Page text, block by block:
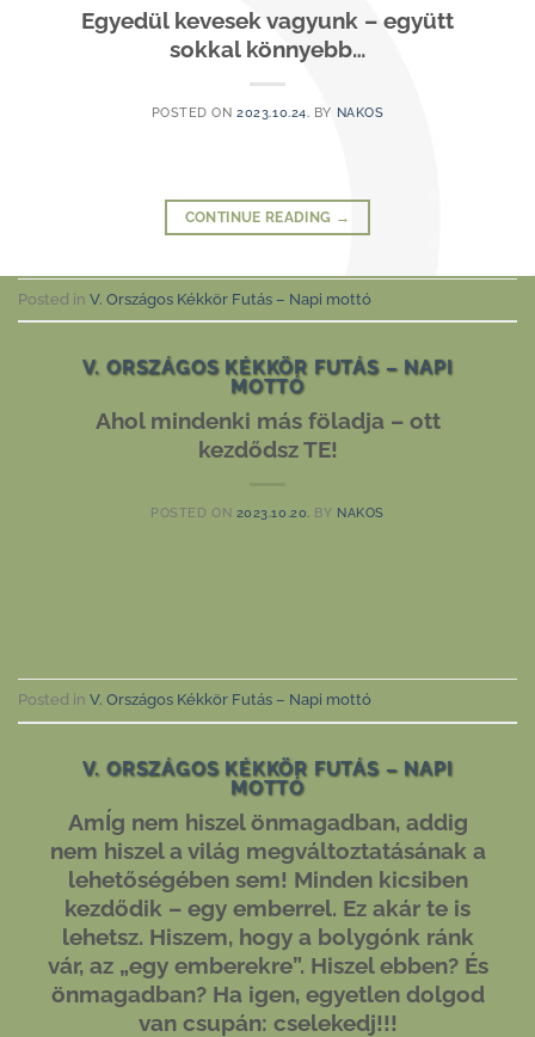
Egyedül kevesek vagyunk – együtt
sokkal könnyebb…
POSTED ON2023.10.24. BY NAKOS
CONTINUE READING →
Posted in V. Országos Kékkör Futás – Napi mottó
V. ORSZÁGOS KÉKKÖR FUTÁS – NAPI
MOTTÓ
Ahol mindenki más föladja – ott
kezdődsz TE!
POSTED ON 2023.10.20. BY NAKOS
Posted in V. Országos Kékkör Futás – Napi mottó
V. ORSZÁGOS KÉKKÖR FUTÁS – NAPI
MOTTÓ
AmÍg nem hiszel önmagadban, addig
nem hiszel a világ megváltoztatásának a
lehetőségében sem! Minden kicsiben
kezdődik – egy emberrel. Ez akár te is
lehetsz. Hiszem, hogy a bolygónk ránk
vár, az „egy emberekre”. Hiszel ebben? És
önmagadban? Ha igen, egyetlen dolgod
van csupán: cselekedj!!!